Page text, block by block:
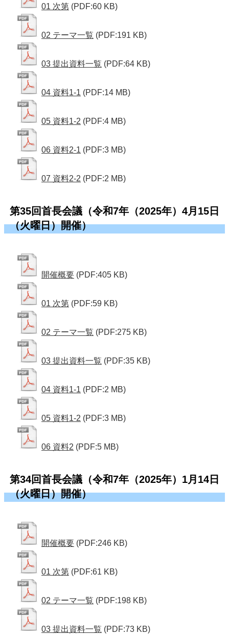
01 次第 (PDF:60 KB)
02 テーマ一覧 (PDF:191 KB)
03 提出資料一覧 (PDF:64 KB)
04 資料1-1 (PDF:14 MB)
05 資料1-2 (PDF:4 MB)
06 資料2-1 (PDF:3 MB)
07 資料2-2 (PDF:2 MB)
第35回首長会議（令和7年（2025年）4月15日
（火曜日）開催）
開催概要 (PDF:405 KB)
01 次第 (PDF:59 KB)
02 テーマ一覧 (PDF:275 KB)
03 提出資料一覧 (PDF:35 KB)
04 資料1-1 (PDF:2 MB)
05 資料1-2 (PDF:3 MB)
06 資料2 (PDF:5 MB)
第34回首長会議（令和7年（2025年）1月14日
（火曜日）開催）
開催概要 (PDF:246 KB)
01 次第 (PDF:61 KB)
02 テーマ一覧 (PDF:198 KB)
03 提出資料一覧 (PDF:73 KB)